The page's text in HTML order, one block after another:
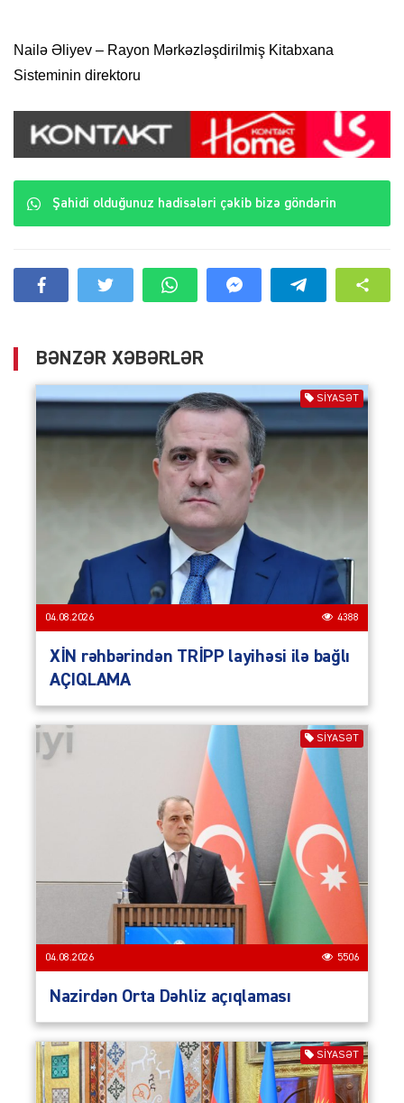
Nailə Əliyev – Rayon Mərkəzləşdirilmiş Kitabxana
Sisteminin direktoru
Şahidi olduğunuz hadisələri çəkib bizə göndərin
BƏNZƏR XƏBƏRLƏR
SIYASƏT
04.08.2026 4388
XİN rəhbərindən TRİPP layihəsi ilə bağlı
AÇIQLAMA
SIYASƏT
04.08.2026 5506
Nazirdən Orta Dəhliz açıqlaması
SIYASƏT